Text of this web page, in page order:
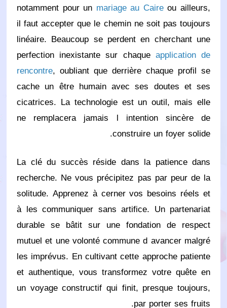
notamment pour un mariage au Caireou ailleurs,
il faut accepter que le chemin ne soit pas toujours
linéaire. Beaucoup se perdent en cherchant une
perfection inexistante sur chaque application de
rencontre, oubliant que derrière chaque profil se
cache un être humain avec ses doutes et ses
cicatrices. La technologie est un outil, mais elle
ne remplacera jamais l intention sincère de
construire un foyer solide.
La clé du succès réside dans la patience dans
recherche. Ne vous précipitez pas par peur de la
solitude. Apprenez à cerner vos besoins réels et
à les communiquer sans artifice. Un partenariat
durable se bâtit sur une fondation de respect
mutuel et une volonté commune d avancer malgré
les imprévus. En cultivant cette approche patiente
et authentique, vous transformez votre quête en
un voyage constructif qui finit, presque toujours,
par porter ses fruits.